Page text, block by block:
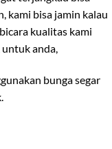
kami bisa jamin kalau
kualitas kami
anda,
bunga segar